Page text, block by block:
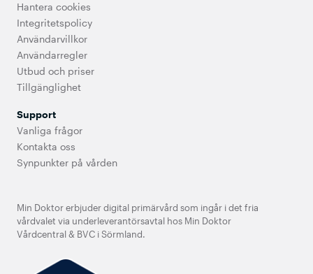
Hantera cookies
Integritetspolicy
Användarvillkor
Användarregler
Utbud och priser
Tillgänglighet
Support
Vanliga frågor
Kontakta oss
Synpunkter på vården
Min Doktor erbjuder digital primärvård som ingår i det fria
vårdvalet via underleverantörsavtal hos Min Doktor
Vårdcentral & BVC i Sörmland.